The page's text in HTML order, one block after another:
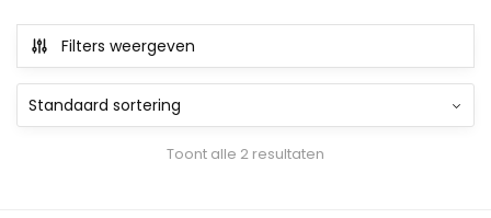
Filters weergeven
Toont alle 2 resultaten